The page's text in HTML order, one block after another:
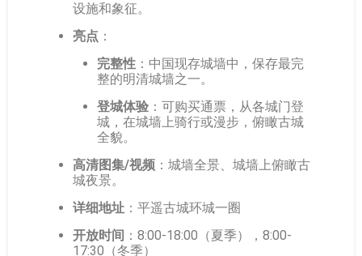
设施和象征。
亮点 ：
完整性 ：中国现存城墙中，保存最完
整的明清城墙之一。
登城体验 ：可购买通票，从各城门登
城，在城墙上骑行或漫步，俯瞰古城
全貌。
高清图集/视频 ：城墙全景、城墙上俯瞰古
城夜景。
详细地址 ：平遥古城环城一圈
开放时间 ：8:00-18:00（夏季），8:00-
17:30（冬季）